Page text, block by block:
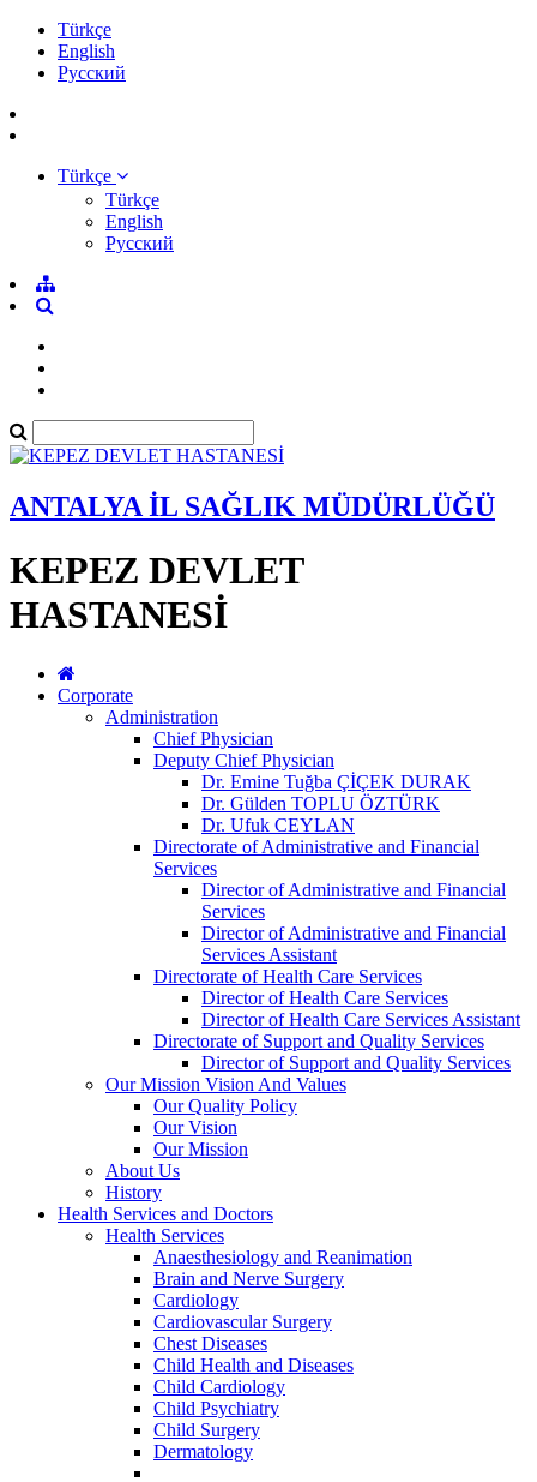
Türkçe
English
Pусский
Türkçe
Türkçe
English
Pусский
ANTALYA İL SAĞLIK MÜDÜRLÜĞÜ
KEPEZ DEVLET
HASTANESİ
Corporate
Administration
Chief Physician
Deputy Chief Physician
Dr. Emine Tuğba ÇİÇEK DURAK
Dr. Gülden TOPLU ÖZTÜRK
Dr. Ufuk CEYLAN
Directorate of Administrative and Financial
Services
Director of Administrative and Financial
Services
Director of Administrative and Financial
Services Assistant
Directorate of Health Care Services
Director of Health Care Services
Director of Health Care Services Assistant
Directorate of Support and Quality Services
Director of Support and Quality Services
Our Mission Vision And Values
Our Quality Policy
Our Vision
Our Mission
About Us
History
Health Services and Doctors
Health Services
Anaesthesiology and Reanimation
Brain and Nerve Surgery
Cardiology
Cardiovascular Surgery
Chest Diseases
Child Health and Diseases
Child Cardiology
Child Psychiatry
Child Surgery
Dermatology